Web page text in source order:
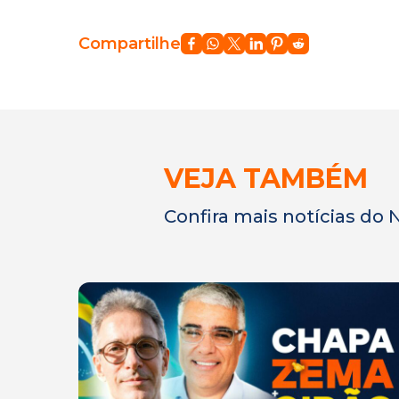
Compartilhe
VEJA TAMBÉM
Confira mais notícias do